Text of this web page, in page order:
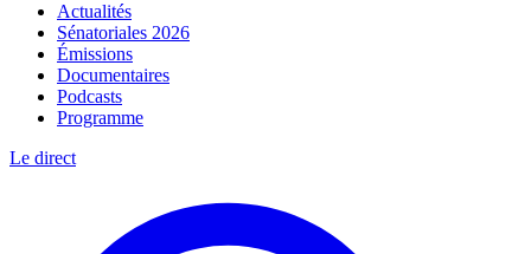
Actualités
Sénatoriales 2026
Émissions
Documentaires
Podcasts
Programme
Le direct